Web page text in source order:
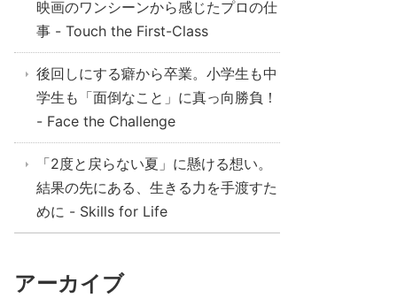
映画のワンシーンから感じたプロの仕
事 - Touch the First-Class
後回しにする癖から卒業。小学生も中
学生も「面倒なこと」に真っ向勝負！
- Face the Challenge
「2度と戻らない夏」に懸ける想い。
結果の先にある、生きる力を手渡すた
めに - Skills for Life
アーカイブ